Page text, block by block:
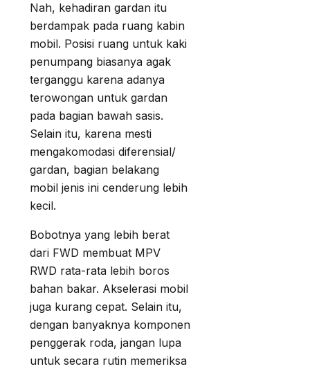
Nah, kehadiran gardan itu
berdampak pada ruang kabin
mobil. Posisi ruang untuk kaki
penumpang biasanya agak
terganggu karena adanya
terowongan untuk gardan
pada bagian bawah sasis.
Selain itu, karena mesti
mengakomodasi diferensial/
gardan, bagian belakang
mobil jenis ini cenderung lebih
kecil.
Bobotnya yang lebih berat
dari FWD membuat MPV
RWD rata-rata lebih boros
bahan bakar. Akselerasi mobil
juga kurang cepat. Selain itu,
dengan banyaknya komponen
penggerak roda, jangan lupa
untuk secara rutin memeriksa